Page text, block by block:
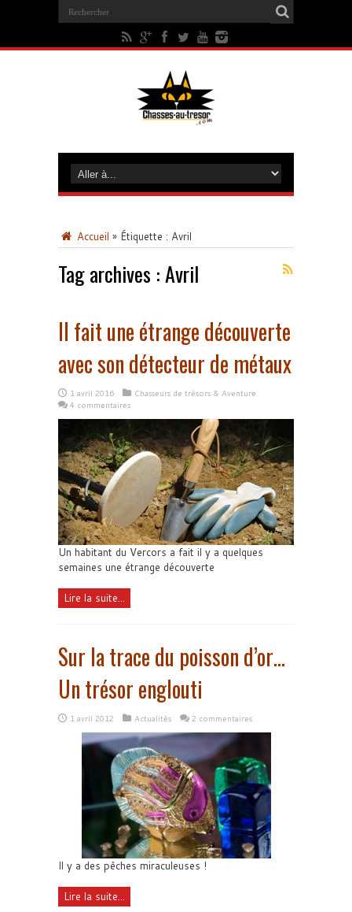
Accueil » Étiquette : Avril
Tag archives :Avril
Il fait une étrange découverte
avec son détecteur de métaux
1 avril 2016
Chasseurs de trésors & Aventure
4 commentaires
Un habitant du Vercors a fait il y a quelques
semaines une étrange découverte
Lire la suite...
Sur la trace du poisson d’or…
Un trésor englouti
1 avril 2012 Actualités 2 commentaires
Il y a des pêches miraculeuses !
Lire la suite...